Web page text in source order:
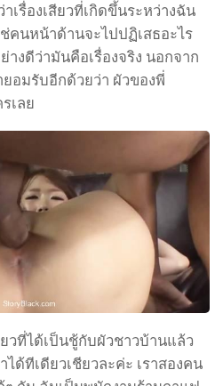
าเรื่องเสียวที่เกิดขึ้นระหว่างฉัน
คนหน้าด้านจะไปปฏิเสธอะไร
างดีว่ามันคือเรื่องจริง นอกจาก
อมรับอีกด้วยว่า ผัวของพี่
เลย
วที่ได้เป็นชู้กับผัวชาวบ้านแล้ว
ด้ทีเดียวเชียวละค่ะ เราสองคน